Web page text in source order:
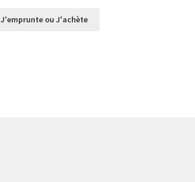
prix :
J'emprunte ou J'achète